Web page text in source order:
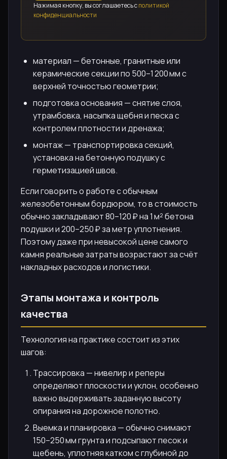
Нажимая кнопку, вы соглашаетесь сполитикой
конфиденциальности
материал — бетонные, гранитные или
керамические секции по 500–1 200 мм с
верхней точностью геометрии;
подготовка основания — снятие слоя,
утрамбовка, насыпка щебня и песка с
контролем плотности и дренажа;
монтаж — транспортировка секций,
установка на бетонную подушку с
герметизацией швов.
Если говорить о работе с обычным
железобетонным бордюром, то в стоимость
обычно закладывают 80–120 ₽ на 1 м² бетона
подушки и 200–250 ₽ за метр уплотнения.
Поэтому даже при невысокой цене самого
камня реальные затраты возрастают за счёт
накладных расходов и логистики.
Этапы монтажа и контроль
качества
Технология на практике состоит из этих
шагов:
Трассировка — нивелир и реперы
определяют плоскости и уклон, особенно
важно выдерживать заданную высоту
опирания на дорожное полотно.
Выемка и планировка — обычно снимают
150–250 мм грунта и подсыпают песок и
щебень, уплотняя катком с глубиной до